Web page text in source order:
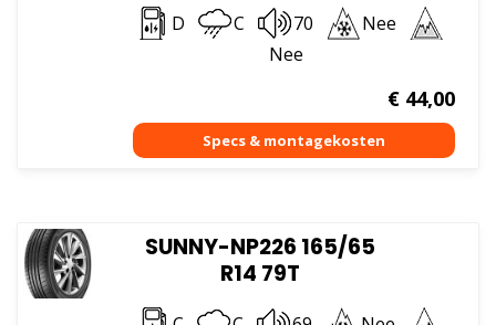
D C 70
Nee
Nee
€44,00
SUNNY-NP226 165/65
R14 79T